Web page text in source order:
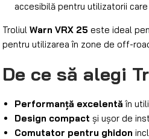
accesibilă pentru utilizatorii
Troliul Warn VRX 25 este ideal
pentru utilizarea în zone de off-
De ce să alegi
Performanță excelentă în
Design compact și ușor de
Comutator pentru ghidon